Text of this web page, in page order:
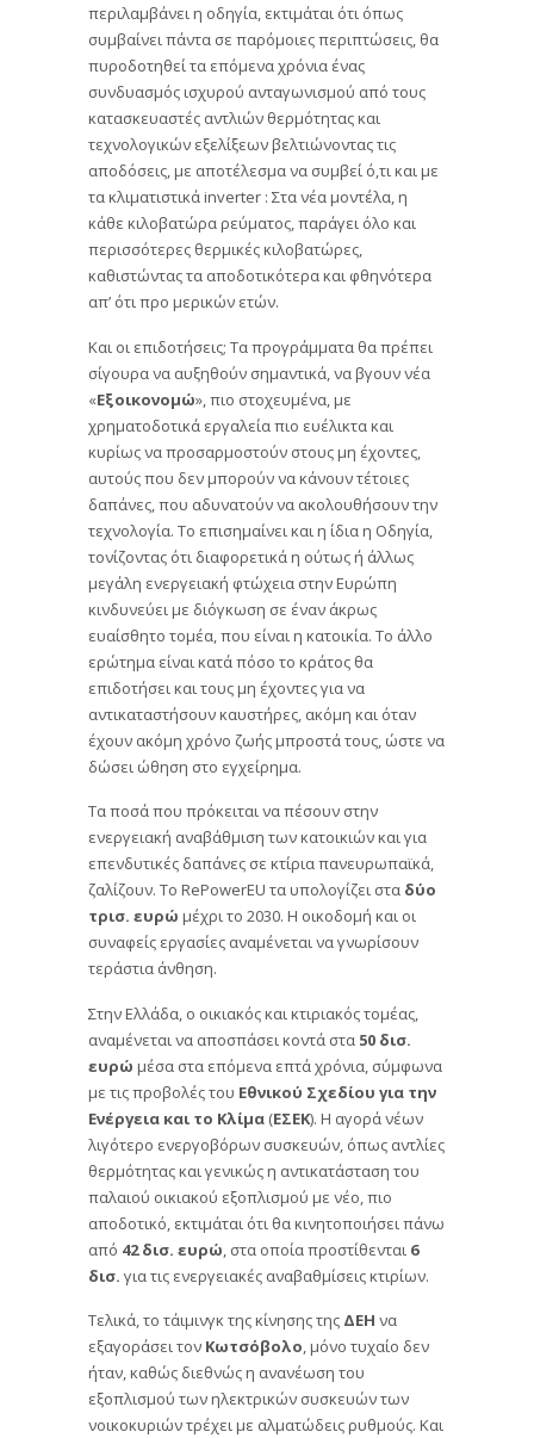
περιλαμβάνει η οδηγία, εκτιμάται ότι όπως
συμβαίνει πάντα σε παρόμοιες περιπτώσεις, θα
πυροδοτηθεί τα επόμενα χρόνια ένας
συνδυασμός ισχυρού ανταγωνισμού από τους
κατασκευαστές αντλιών θερμότητας και
τεχνολογικών εξελίξεων βελτιώνοντας τις
αποδόσεις, με αποτέλεσμα να συμβεί ό,τι και με
τα κλιματιστικά inverter : Στα νέα μοντέλα, η
κάθε κιλοβατώρα ρεύματος, παράγει όλο και
περισσότερες θερμικές κιλοβατώρες,
καθιστώντας τα αποδοτικότερα και φθηνότερα
απ’ ότι προ μερικών ετών.
Και οι επιδοτήσεις; Τα προγράμματα θα πρέπει
σίγουρα να αυξηθούν σημαντικά, να βγουν νέα
«Εξοικονομώ», πιο στοχευμένα, με
χρηματοδοτικά εργαλεία πιο ευέλικτα και
κυρίως να προσαρμοστούν στους μη έχοντες,
αυτούς που δεν μπορούν να κάνουν τέτοιες
δαπάνες, που αδυνατούν να ακολουθήσουν την
τεχνολογία. Το επισημαίνει και η ίδια η Οδηγία,
τονίζοντας ότι διαφορετικά η ούτως ή άλλως
μεγάλη ενεργειακή φτώχεια στην Ευρώπη
κινδυνεύει με διόγκωση σε έναν άκρως
ευαίσθητο τομέα, που είναι η κατοικία. Το άλλο
ερώτημα είναι κατά πόσο το κράτος θα
επιδοτήσει και τους μη έχοντες για να
αντικαταστήσουν καυστήρες, ακόμη και όταν
έχουν ακόμη χρόνο ζωής μπροστά τους, ώστε να
δώσει ώθηση στο εγχείρημα.
Τα ποσά που πρόκειται να πέσουν στην
ενεργειακή αναβάθμιση των κατοικιών και για
επενδυτικές δαπάνες σε κτίρια πανευρωπαϊκά,
ζαλίζουν. Το RePowerEU τα υπολογίζει στα δύο
τρισ. ευρώ μέχρι το 2030. Η οικοδομή και οι
συναφείς εργασίες αναμένεται να γνωρίσουν
τεράστια άνθηση.
Στην Ελλάδα, ο οικιακός και κτιριακός τομέας,
αναμένεται να αποσπάσει κοντά στα 50 δισ.
ευρώ μέσα στα επόμενα επτά χρόνια, σύμφωνα
με τις προβολές του Εθνικού Σχεδίου για την
Ενέργεια και το Κλίμα (ΕΣΕΚ). Η αγορά νέων
λιγότερο ενεργοβόρων συσκευών, όπως αντλίες
θερμότητας και γενικώς η αντικατάσταση του
παλαιού οικιακού εξοπλισμού με νέο, πιο
αποδοτικό, εκτιμάται ότι θα κινητοποιήσει πάνω
από 42 δισ. ευρώ , στα οποία προστίθενται 6
δισ. για τις ενεργειακές αναβαθμίσεις κτιρίων.
Τελικά, το τάιμινγκ της κίνησης της ΔΕΗ να
εξαγοράσει τον Κωτσόβολο, μόνο τυχαίο δεν
ήταν, καθώς διεθνώς η ανανέωση του
εξοπλισμού των ηλεκτρικών συσκευών των
νοικοκυριών τρέχει με αλματώδεις ρυθμούς. Και